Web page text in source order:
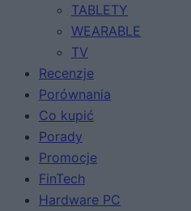
TABLETY
WEARABLE
TV
Recenzje
Porównania
Co kupić
Porady
Promocje
FinTech
Hardware PC